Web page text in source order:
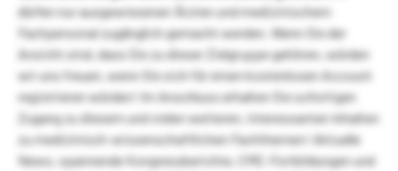
dürfen nur ausgewiesenen Ärzten und medizinischem
Fachpersonal zugänglich gemacht werden. Wenn Sie der
Ansicht sind, dass Sie zu dieser Zielgruppe gehören, würden
wir uns freuen, wenn Sie sich für einen kostenlosen Account
registrieren würden! Im Anschluss erhalten Sie sofortigen
Zugang zu diesem und vielen weiteren, interessanten Inhalten
zu medizinisch-wissenschaftlichen Fachthemen! Aktuelle
News, spannende Kongressberichte, CME-Fortbildungen und